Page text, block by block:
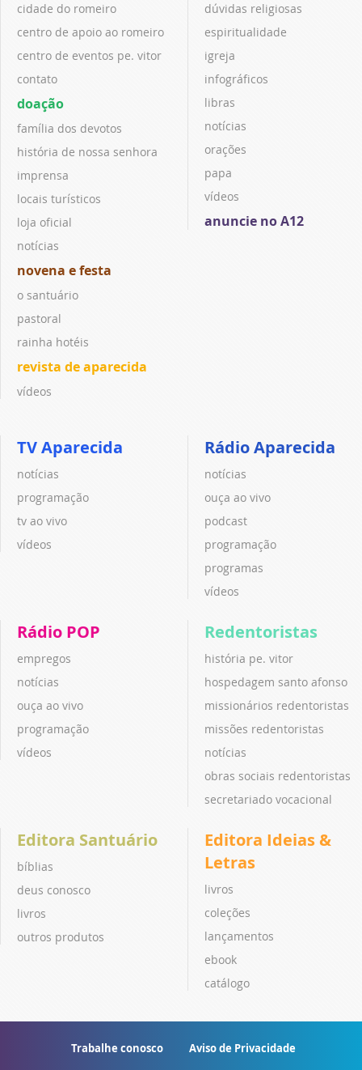
cidade do romeiro
centro de apoio ao romeiro
centro de eventos pe. vitor
contato
doação
família dos devotos
história de nossa senhora
imprensa
locais turísticos
loja oficial
notícias
novena e festa
o santuário
pastoral
rainha hotéis
revista de aparecida
vídeos
dúvidas religiosas
espiritualidade
igreja
infográficos
libras
notícias
orações
papa
vídeos
anuncie no A12
TV Aparecida
notícias
programação
tv ao vivo
vídeos
Rádio Aparecida
notícias
ouça ao vivo
podcast
programação
programas
vídeos
Rádio POP
empregos
notícias
ouça ao vivo
programação
vídeos
Redentoristas
história pe. vitor
hospedagem santo afonso
missionários redentoristas
missões redentoristas
notícias
obras sociais redentoristas
secretariado vocacional
Editora Santuário
bíblias
deus conosco
livros
outros produtos
Editora Ideias &
Letras
livros
coleções
lançamentos
ebook
catálogo
Trabalhe conosco Aviso de Privacidade